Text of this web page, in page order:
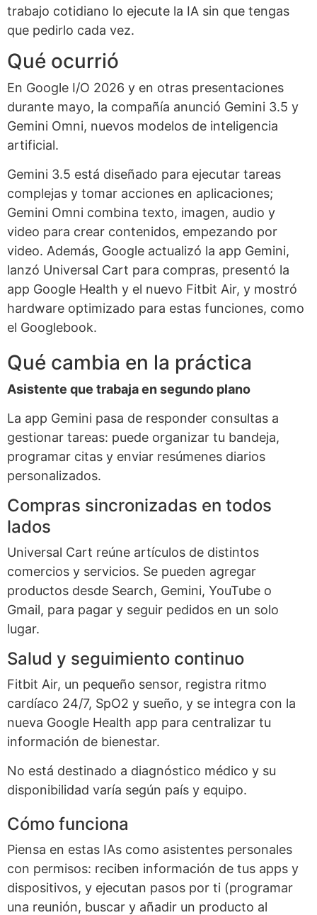
trabajo cotidiano lo ejecute la IA sin que tengas
que pedirlo cada vez.
Qué ocurrió
En Google I/O 2026 y en otras presentaciones
durante mayo, la compañía anunció Gemini 3.5 y
Gemini Omni, nuevos modelos de inteligencia
artificial.
Gemini 3.5 está diseñado para ejecutar tareas
complejas y tomar acciones en aplicaciones;
Gemini Omni combina texto, imagen, audio y
video para crear contenidos, empezando por
video. Además, Google actualizó la app Gemini,
lanzó Universal Cart para compras, presentó la
app Google Health y el nuevo Fitbit Air, y mostró
hardware optimizado para estas funciones, como
el Googlebook.
Qué cambia en la práctica
Asistente que trabaja en segundo plano
La app Gemini pasa de responder consultas a
gestionar tareas: puede organizar tu bandeja,
programar citas y enviar resúmenes diarios
personalizados.
Compras sincronizadas en todos
lados
Universal Cart reúne artículos de distintos
comercios y servicios. Se pueden agregar
productos desde Search, Gemini, YouTube o
Gmail, para pagar y seguir pedidos en un solo
lugar.
Salud y seguimiento continuo
Fitbit Air, un pequeño sensor, registra ritmo
cardíaco 24/7, SpO2 y sueño, y se integra con la
nueva Google Health app para centralizar tu
información de bienestar.
No está destinado a diagnóstico médico y su
disponibilidad varía según país y equipo.
Cómo funciona
Piensa en estas IAs como asistentes personales
con permisos: reciben información de tus apps y
dispositivos, y ejecutan pasos por ti (programar
una reunión, buscar y añadir un producto al